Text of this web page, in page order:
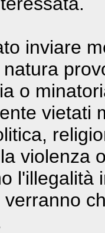
inviare
o
vietati
violenza
l'illegalità